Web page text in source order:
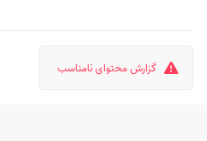
گزارش محتوای نامناسب